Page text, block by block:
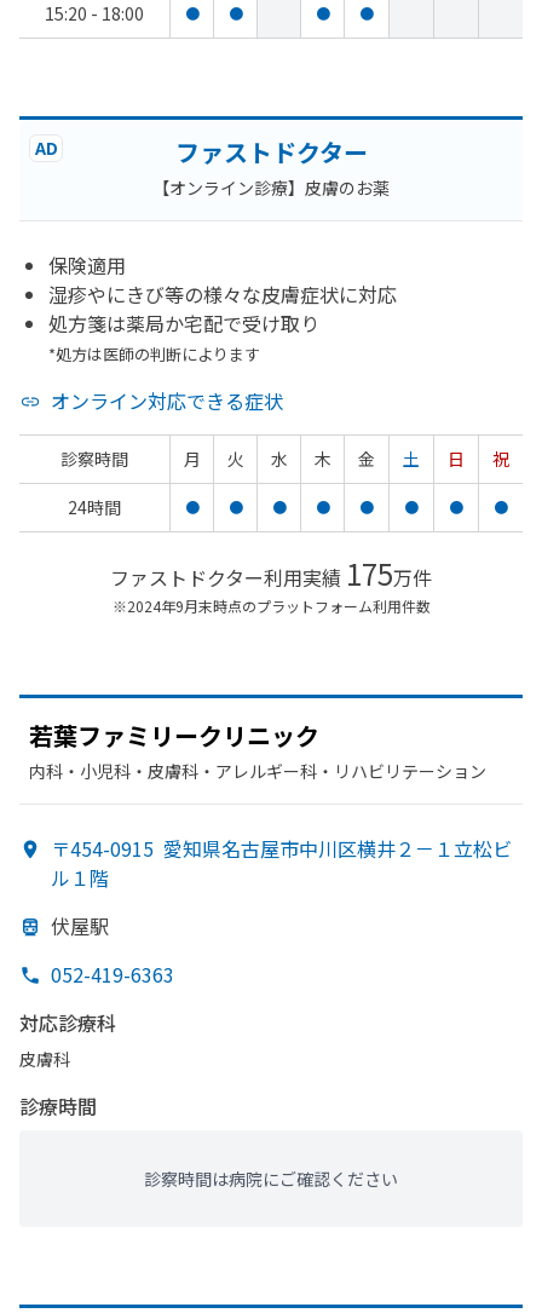
15:20 - 18:00 ● ● ● ●
AD ファストドクター
【オンライン診療】皮膚のお薬
保険適用
湿疹やにきび等の様々な皮膚症状に対応
処方箋は薬局か宅配で受け取り
*処方は医師の判断によります
オンライン対応できる症状
診察時間 月 火 水 木 金 土 日
祝
24時間
● ● ● ● ● ● ● ●
ファストドクター利用実績 175万件
※2024年9月末時点のプラットフォーム利用件数
若葉ファミリークリニック
内科・​小児科・​皮膚科・​アレルギー科・​リハビリテーション
〒454-0915 愛知県名古屋市中川区横井２－１立松ビ
ル１階
伏屋駅
052-419-6363
対応診療科
皮膚科
診療時間
診察時間は病院にご確認ください